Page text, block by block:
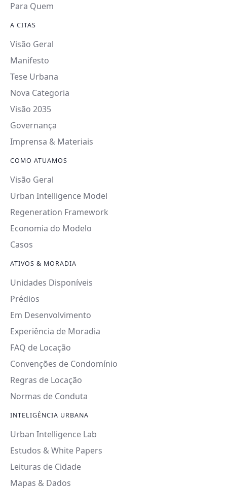
Para Quem
A CITAS
Visão Geral
Manifesto
Tese Urbana
Nova Categoria
Visão 2035
Governança
Imprensa & Materiais
COMO ATUAMOS
Visão Geral
Urban Intelligence Model
Regeneration Framework
Economia do Modelo
Casos
ATIVOS & MORADIA
Unidades Disponíveis
Prédios
Em Desenvolvimento
Experiência de Moradia
FAQ de Locação
Convenções de Condomínio
Regras de Locação
Normas de Conduta
INTELIGÊNCIA URBANA
Urban Intelligence Lab
Estudos & White Papers
Leituras de Cidade
Mapas & Dados